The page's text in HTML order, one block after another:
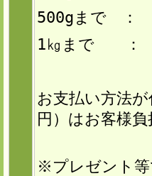
500gまで ：
1㎏まで ：
お支払い方法
円）はお客様
※プレゼント等